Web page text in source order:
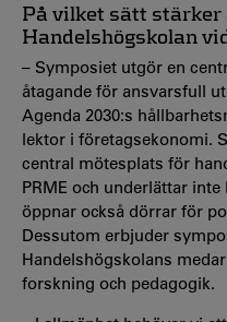
På vilket sätt stärker
Handelshögskolan
– Symposiet utgör en
åtagande för ansvarsfull
Agenda 2030:s
lektor i företagsekonomi.
central mötesplats för
PRME och underlättar
öppnar också dörrar för
Dessutom erbjuder
Handelshögskolans
forskning och pedagogik.